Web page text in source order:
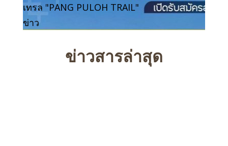
เทรล "PANG PULOH TRAIL"
ข่าว
ข่าวสารล่าสุด